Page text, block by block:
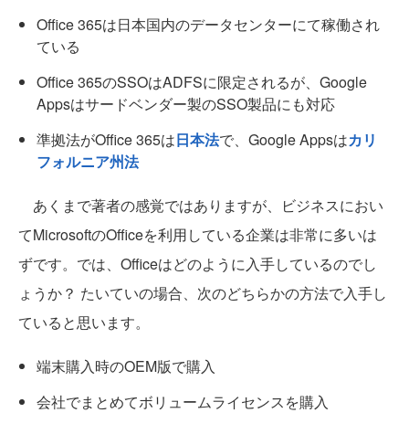
Office 365は日本国内のデータセンターにて稼働され
ている
Office 365のSSOはADFSに限定されるが、Google
Appsはサードベンダー製のSSO製品にも対応
準拠法がOffice 365は日本法で、Google Appsはカリ
フォルニア州法
あくまで著者の感覚ではありますが、ビジネスにおい
てMicrosoftのOfficeを利用している企業は非常に多いは
ずです。では、Officeはどのように入手しているのでし
ょうか？ たいていの場合、次のどちらかの方法で入手し
ていると思います。
端末購入時のOEM版で購入
会社でまとめてボリュームライセンスを購入